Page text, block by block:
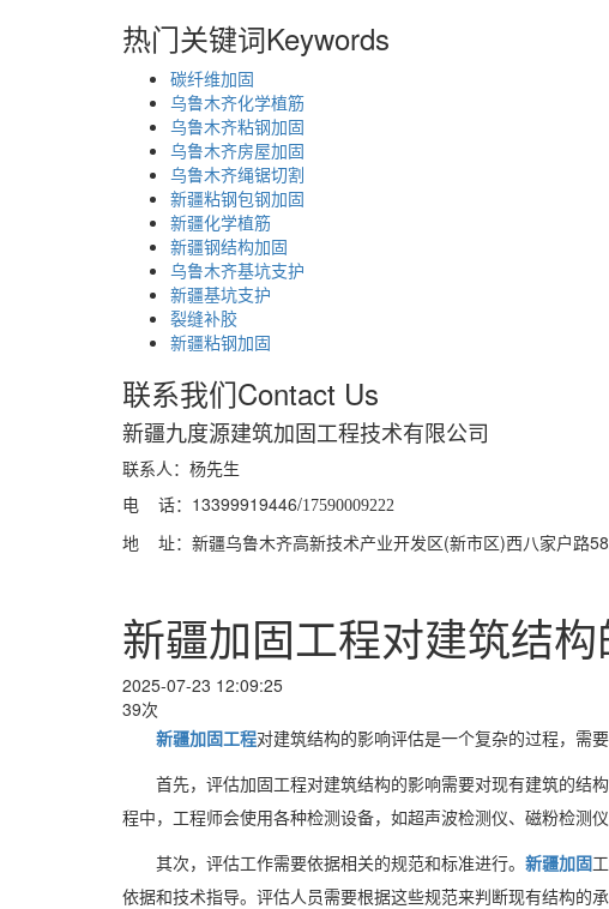
热门关键词Keywords
碳纤维加固
乌鲁木齐化学植筋
​乌鲁木齐粘钢加固
乌鲁木齐房屋加固
​乌鲁木齐绳锯切割
新疆粘钢包钢加固
新疆化学植筋
新疆钢结构加固
乌鲁木齐基坑支护
新疆基坑支护
裂缝补胶
新疆粘钢加固
联系我们Contact Us
新疆九度源建筑加固工程技术有限公司
联系人：杨先生
电 话：13399919446/17590009222
地 址：新疆乌鲁木齐高新技术产业开发区(新市区)西八家户路
新疆加固工程对建筑结构
2025-07-23 12:09:25
39次
新疆加固工程对建筑结构的影响评估是一个复杂的过程，需
首先，评估加固工程对建筑结构的影响需要对现有建筑的结
程中，工程师会使用各种检测设备，如超声波检测仪、磁粉检测
其次，评估工作需要依据相关的规范和标准进行。 新疆加固
依据和技术指导。评估人员需要根据这些规范来判断现有结构的